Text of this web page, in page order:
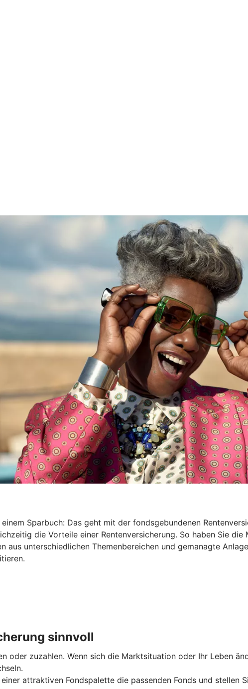
Sparbuch: Das geht mit der fondsgebundenen
die Vorteile einer Rentenversicherung. So haben Sie
aus unterschiedlichen Themenbereichen und gemanagte
sinnvoll
oder zuzahlen. Wenn sich die Marktsituation oder Ihr Leben
attraktiven Fondspalette die passenden Fonds und stellen